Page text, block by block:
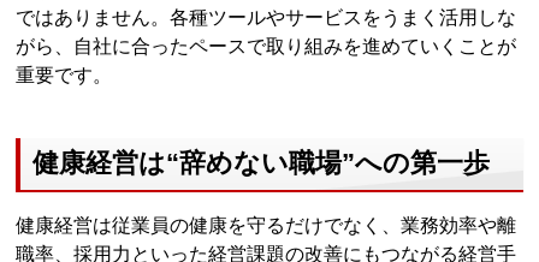
ではありません。各種ツールやサービスをうまく活用しな
がら、自社に合ったペースで取り組みを進めていくことが
重要です。
健康経営は“辞めない職場”への第一歩
健康経営は従業員の健康を守るだけでなく、業務効率や離
職率、採用力といった経営課題の改善にもつながる経営手